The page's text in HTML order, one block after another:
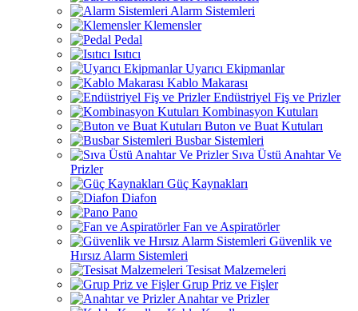
Alarm Sistemleri
Klemensler
Pedal
Isıtıcı
Uyarıcı Ekipmanlar
Kablo Makarası
Endüstriyel Fiş ve Prizler
Kombinasyon Kutuları
Buton ve Buat Kutuları
Busbar Sistemleri
Sıva Üstü Anahtar Ve
Prizler
Güç Kaynakları
Diafon
Pano
Fan ve Aspiratörler
Güvenlik ve
Hırsız Alarm Sistemleri
Tesisat Malzemeleri
Grup Priz ve Fişler
Anahtar ve Prizler